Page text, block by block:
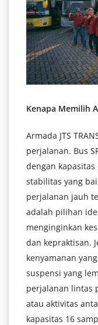
Kenapa Memilih
Armada JTS
perjalanan. Bus
dengan
stabilitas yang
perjalanan jauh
adalah pilihan
menginginkan
dan kepraktisan.
kenyamanan
suspensi yang
perjalanan lintas
atau aktivitas
kapasitas 16